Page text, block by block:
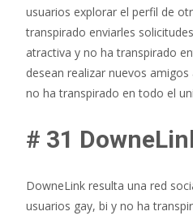
usuarios explorar el perfil de
transpirado enviarles
atractiva y no ha transpirado
desean realizar nuevos
no ha transpirado en todo el
# 31
DowneLink resulta una red
usuarios gay, bi y no ha